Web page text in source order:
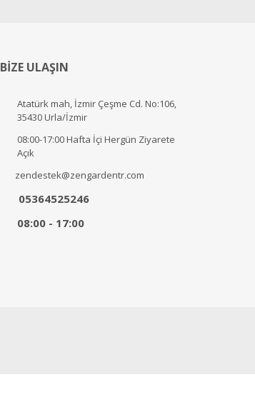
BİZE ULAŞIN
Atatürk mah, İzmir Çeşme Cd. No:106,
35430 Urla/İzmir
08:00-17:00 Hafta İçi Hergün Ziyarete
Açık
zendestek@zengardentr.com
05364525246
08:00 - 17:00